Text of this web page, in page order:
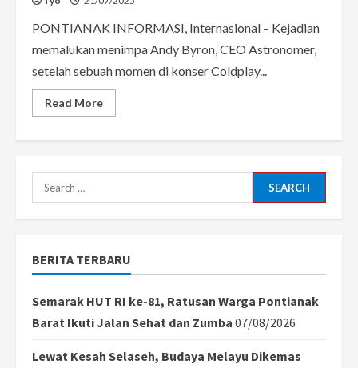
PONTIANAK INFORMASI, Internasional – Kejadian
memalukan menimpa Andy Byron, CEO Astronomer,
setelah sebuah momen di konser Coldplay...
Read MoreRead
more
Usai
Coldplay
Search
for:
BERITA TERBARU
Semarak HUT RI ke-81, Ratusan Warga Pontianak
Barat Ikuti Jalan Sehat dan Zumba 07/08/2026
Lewat Kesah Selaseh, Budaya Melayu Dikemas